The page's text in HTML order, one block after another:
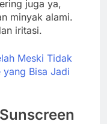
juga ya,
minyak alami.
iritasi.
Meski Tidak
yang Bisa Jadi